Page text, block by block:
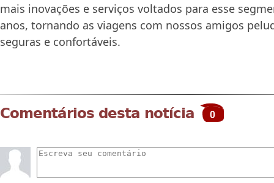
mais inovações e serviços voltados para esse
anos, tornando as viagens com nossos amigos
seguras e confortáveis.
Comentários desta notícia 0